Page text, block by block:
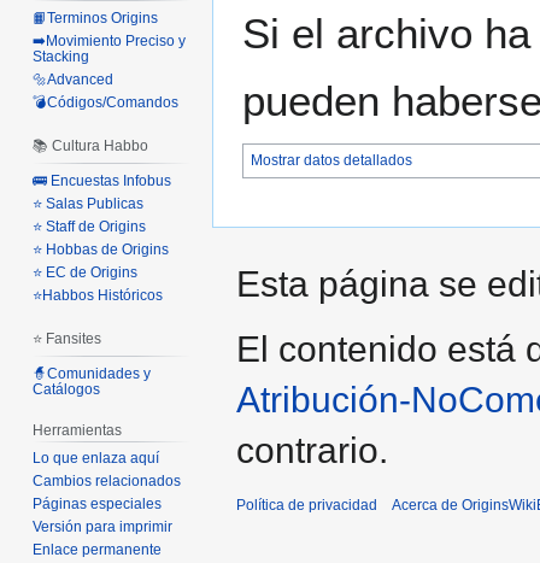
Si el archivo
pueden
Mostrar datos detallados
📙Terminos Origins
➡️Movimiento Preciso y
Stacking
🔩Advanced
💣Códigos/Comandos
📚 Cultura Habbo
🚌 Encuestas Infobus
⭐ Salas Publicas
⭐ Staff de Origins
⭐ Hobbas de Origins
⭐ EC de Origins
⭐Habbos Históricos
⭐ Fansites
🧙Comunidades y
Catálogos
Herramientas
Lo que enlaza aquí
Cambios relacionados
Páginas especiales
Versión para imprimir
Enlace permanente
Esta página se
El contenido está
Atribución-
contrario.
Política de privacidad Acerca de